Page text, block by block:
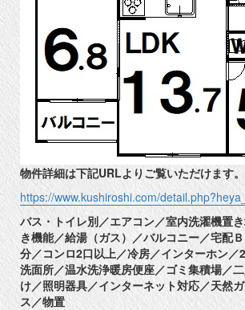
物件詳細は下記URLよりご覧いただけます。
https://www.kushiroshi.com/
バス・トイレ別／エアコン／室内洗濯機置
き機能／給湯（ガス）／バルコニー／宅配
分／コンロ2口以上／冷房／インターホン
洗面所／温水洗浄暖房便座／ゴミ集積場／
け／照明器具／インターネット対応／天然
ス／物置